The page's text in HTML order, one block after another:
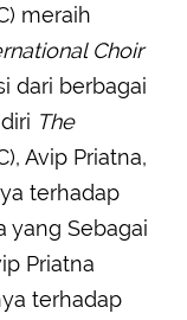
meraih
Choir
dari berbagai
The
Avip Priatna,
terhadap
yang Sebagai
Priatna
terhadap